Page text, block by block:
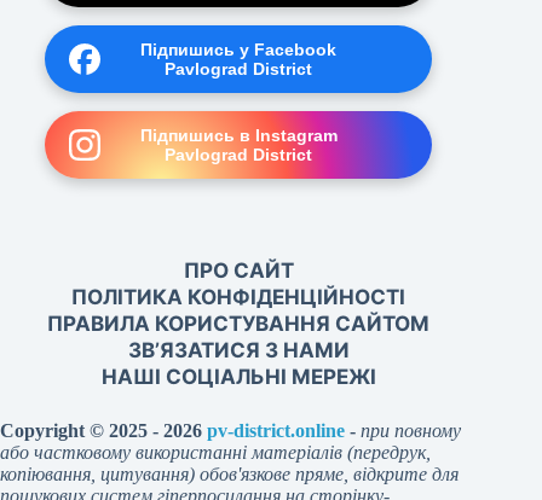
Підпишись у Facebook
Pavlograd District
Підпишись в Instagram
Pavlograd District
ПРО САЙТ
ПОЛІТИКА КОНФІДЕНЦІЙНОСТІ
ПРАВИЛА КОРИСТУВАННЯ САЙТОМ
ЗВ’ЯЗАТИСЯ З НАМИ
НАШІ СОЦІАЛЬНІ МЕРЕЖІ
Copyright © 2025 - 2026 pv-district.online - при повному
або частковому використанні матеріалів (передрук,
копіювання, цитування) обов'язкове пряме, відкрите для
пошукових систем гіперпосилання на сторінку-